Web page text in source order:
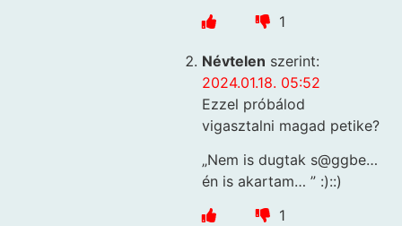
1
Névtelen szerint:
2024.01.18. 05:52
Ezzel próbálod
vigasztalni magad petike?
„Nem is dugtak s@ggbe…
én is akartam… ” :)::)
1